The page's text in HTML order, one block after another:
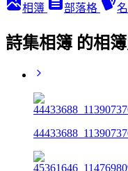
相簿 部落格
詩集相簿 的相